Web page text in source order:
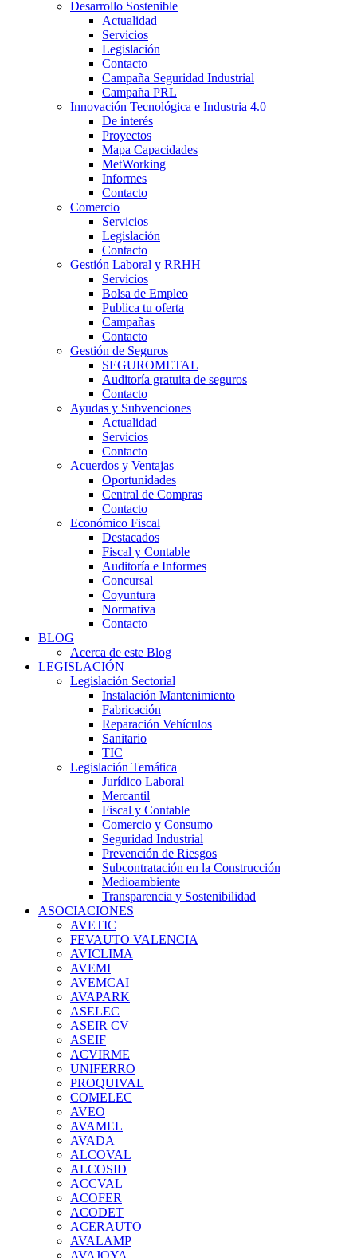
Desarrollo Sostenible
Actualidad
Servicios
Legislación
Contacto
Campaña Seguridad Industrial
Campaña PRL
Innovación Tecnológica e Industria 4.0
De interés
Proyectos
Mapa Capacidades
MetWorking
Informes
Contacto
Comercio
Servicios
Legislación
Contacto
Gestión Laboral y RRHH
Servicios
Bolsa de Empleo
Publica tu oferta
Campañas
Contacto
Gestión de Seguros
SEGUROMETAL
Auditoría gratuita de seguros
Contacto
Ayudas y Subvenciones
Actualidad
Servicios
Contacto
Acuerdos y Ventajas
Oportunidades
Central de Compras
Contacto
Económico Fiscal
Destacados
Fiscal y Contable
Auditoría e Informes
Concursal
Coyuntura
Normativa
Contacto
BLOG
Acerca de este Blog
LEGISLACIÓN
Legislación Sectorial
Instalación Mantenimiento
Fabricación
Reparación Vehículos
Sanitario
TIC
Legislación Temática
Jurídico Laboral
Mercantil
Fiscal y Contable
Comercio y Consumo
Seguridad Industrial
Prevención de Riesgos
Subcontratación en la Construcción
Medioambiente
Transparencia y Sostenibilidad
ASOCIACIONES
AVETIC
FEVAUTO VALENCIA
AVICLIMA
AVEMI
AVEMCAI
AVAPARK
ASELEC
ASEIR CV
ASEIF
ACVIRME
UNIFERRO
PROQUIVAL
COMELEC
AVEO
AVAMEL
AVADA
ALCOVAL
ALCOSID
ACCVAL
ACOFER
ACODET
ACERAUTO
AVALAMP
AVAJOYA